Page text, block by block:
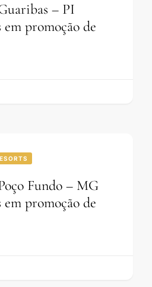
– PI
promoção de
Fundo – MG
promoção de